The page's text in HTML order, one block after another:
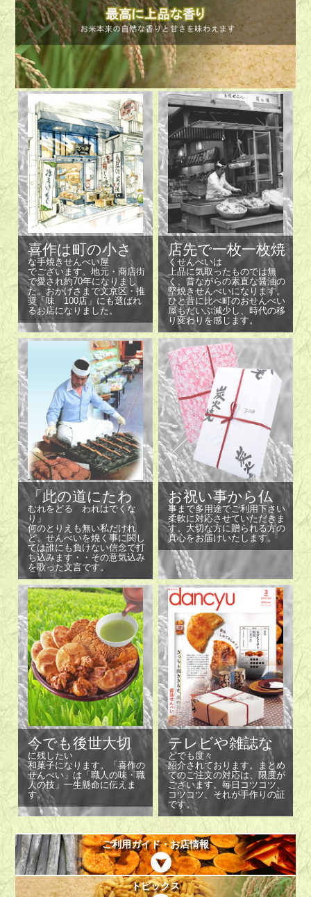
喜作は町の小さ
な手焼きせんべい屋
でございます。地元・商店街
で愛され約70年になりまし
た。おかげさまで文京区・推
奨「味 100店」にも選ばれ
るお店になりました。
店先で一枚一枚焼
くせんべいは
上品に気取ったものでは無
く、昔ながらの素直な醤油の
堅焼きせんべいになります。
ひと昔に比べ町のおせんべい
屋もだいぶ減少し、時代の移
り変わりを感じます。
「此の道にたわ
むれをどる われはでくな
り」
何のとりえも無い私だけれ
ど、せんべいを焼く事に関し
ては誰にも負けない信念で打
ち込みます・・その意気込み
を歌った文言です。
お祝い事から仏
事まで多用途でご利用下さい
柔軟に対応させていただきま
す。大切な方に贈られる方の
真心をお届けいたします。
今でも後世大切
に残したい
和菓子になります。「喜作の
せんべい」は「職人の味・職
人の技」一生懸命に伝えま
す。
テレビや雑誌な
どでも度々
紹介されております。まとめ
てのご注文の対応は、限度が
ございます。毎日コツコツ、
コツコツ、それが手作りの証
です。
ご利用ガイド・お店情報
トピックス